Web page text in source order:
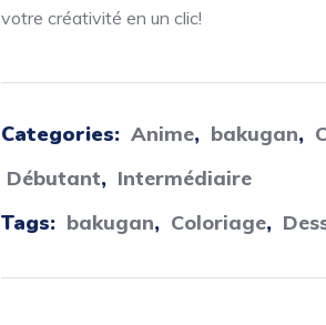
votre créativité en un clic!
Categories: Anime, bakugan,
Débutant, Intermédiaire
Tags: bakugan, Coloriage,